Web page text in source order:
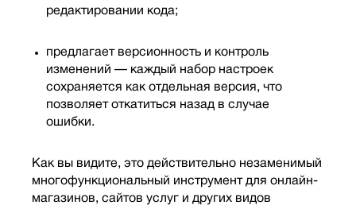
редактировании кода;
предлагает версионность и контроль
изменений — каждый набор настроек
сохраняется как отдельная версия, что
позволяет откатиться назад в случае
ошибки.
Как вы видите, это действительно незаменимый
многофункциональный инструмент для онлайн-
магазинов, сайтов услуг и других видов